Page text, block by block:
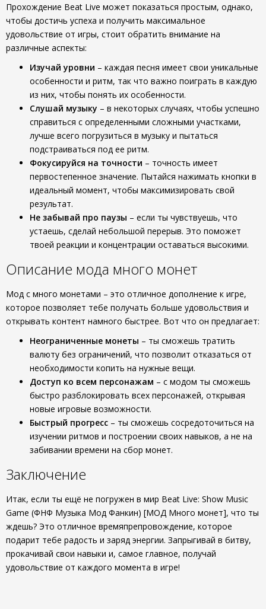
Прохождение Beat Live может показаться простым, однако,
чтобы достичь успеха и получить максимальное
удовольствие от игры, стоит обратить внимание на
различные аспекты:
Изучай уровни – каждая песня имеет свои уникальные
особенности и ритм, так что важно поиграть в каждую
из них, чтобы понять их особенности.
Слушай музыку – в некоторых случаях, чтобы успешно
справиться с определенными сложными участками,
лучше всего погрузиться в музыку и пытаться
подстраиваться под ее ритм.
Фокусируйся на точности – точность имеет
первостепенное значение. Пытайся нажимать кнопки в
идеальный момент, чтобы максимизировать свой
результат.
Не забывай про паузы – если ты чувствуешь, что
устаешь, сделай небольшой перерыв. Это поможет
твоей реакции и концентрации оставаться высокими.
Описание мода много монет
Мод с много монетами – это отличное дополнение к игре,
которое позволяет тебе получать больше удовольствия и
открывать контент намного быстрее. Вот что он предлагает:
Неограниченные монеты – ты сможешь тратить
валюту без ограничений, что позволит отказаться от
необходимости копить на нужные вещи.
Доступ ко всем персонажам – с модом ты сможешь
быстро разблокировать всех персонажей, открывая
новые игровые возможности.
Быстрый прогресс – ты сможешь сосредоточиться на
изучении ритмов и построении своих навыков, а не на
забивании времени на сбор монет.
Заключение
Итак, если ты ещё не погружен в мир Beat Live: Show Music
Game (ФНФ Музыка Мод Фанкин) [МОД Много монет], что ты
ждешь? Это отличное времяпрепровождение, которое
подарит тебе радость и заряд энергии. Запрыгивай в битву,
прокачивай свои навыки и, самое главное, получай
удовольствие от каждого момента в игре!